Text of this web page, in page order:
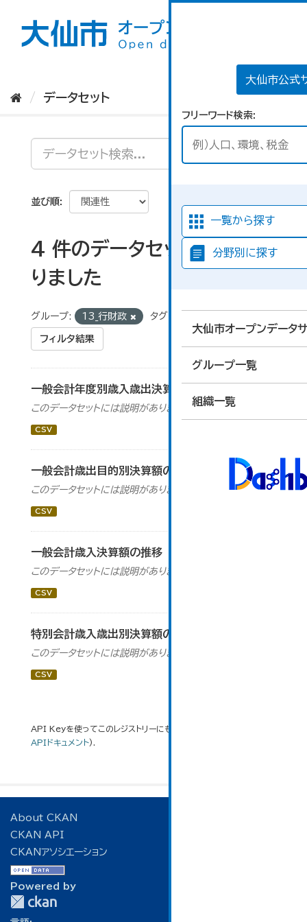
大仙市公式
フリーワード検索
一覧から探す
分野別に探す
大仙市オープンデータ
グループ一覧
組織一覧
データセット
並び順
4 件のデータセットが見つか
りました
グループ: 13_行財政 タグ:
フィルタ結果
一般会計年度別歳入歳出決算額の推移
このデータセットには説明がありません
CSV
一般会計歳出目的別決算額の推移
このデータセットには説明がありません
CSV
一般会計歳入決算額の推移
このデータセットには説明がありません
CSV
特別会計歳入歳出別決算額の推移
このデータセットには説明がありません
CSV
API Keyを使ってこのレジストリーにもアクセス可能です
APIドキュメント).
About CKAN
CKAN API
CKANアソシエーション
Powered by